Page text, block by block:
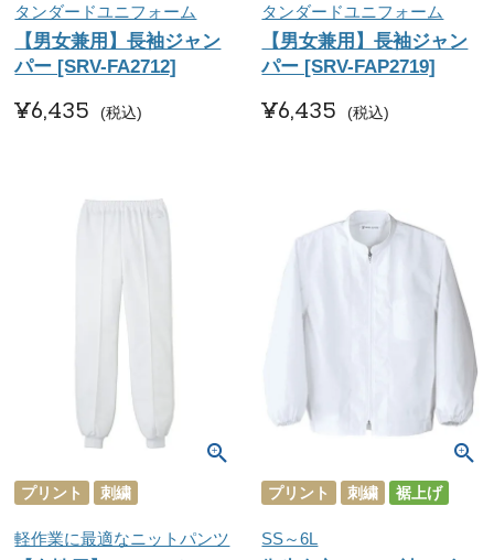
タンダードユニフォーム
【男女兼用】長袖ジャン
パー [SRV-FA2712]
¥6,435 税込
タンダードユニフォーム
【男女兼用】長袖ジャン
パー [SRV-FAP2719]
¥6,435 税込
プリント 刺繍
軽作業に最適なニットパンツ
プリント 刺繍 裾上げ
SS～6L